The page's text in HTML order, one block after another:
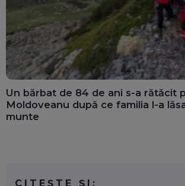
Un bărbat de 84 de ani s-a rătăcit
Moldoveanu după ce familia l-a
munte
CITEȘTE ȘI: